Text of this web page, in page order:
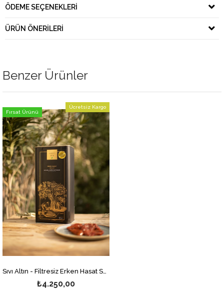
ÖDEME SEÇENEKLERI
ÜRÜN ÖNERILERI
Benzer Ürünler
Sıvı Altın - Filtresiz Erken Hasat Soğuk Sıkım Natürel Sızma Zeytinyağı 5 Litre
₺4.250,00
Ücretsiz Kargo
Fırsat Ürünü